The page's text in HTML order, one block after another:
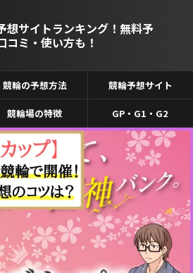
想サイトランキング！無料予
コミ・使い方も！
競輪の予想方法 競輪予想サイト
競輪場の特徴 GP・G1・G2